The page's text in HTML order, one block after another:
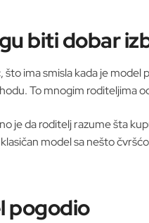
biti dobar
što ima smisla kada je
To mnogim
je da roditelj razume šta
model sa nešto
pogodio